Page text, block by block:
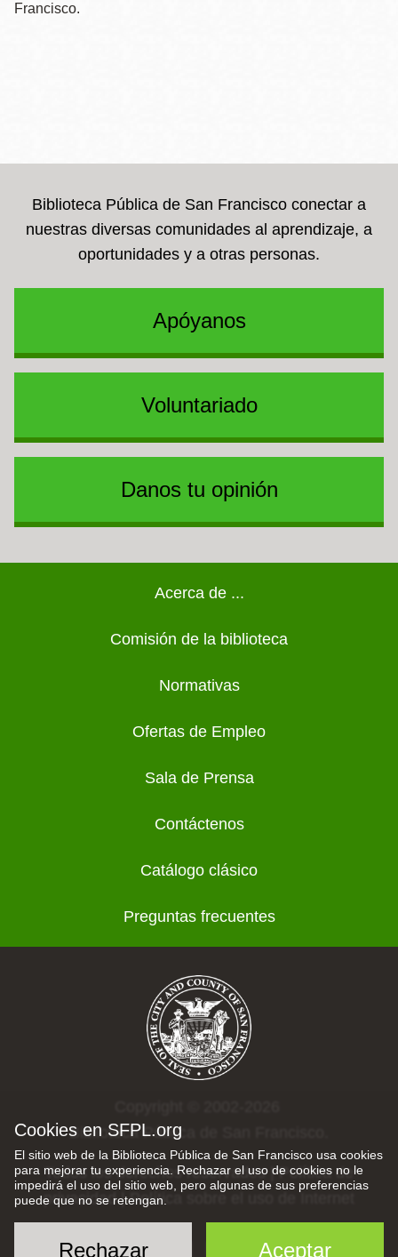
Cookies en SFPL.org
El sitio web de la Biblioteca Pública de San Francisco usa cookies
para mejorar tu experiencia. Rechazar el uso de cookies no le
impedirá el uso del sitio web, pero algunas de sus preferencias
puede que no se retengan.
Aceptar
Rechazar
Francisco.
Biblioteca Pública de San Francisco conectar a
nuestras diversas comunidades al aprendizaje, a
oportunidades y a otras personas.
Apóyanos
Voluntariado
Danos tu opinión
Acerca de ...
Comisión de la biblioteca
Normativas
Ofertas de Empleo
Sala de Prensa
Contáctenos
Catálogo clásico
Preguntas frecuentes
Biblioteca Pública de San Francisco.
Todos los derechos reservados |Política de
privacidad|Política sobre el uso de Internet